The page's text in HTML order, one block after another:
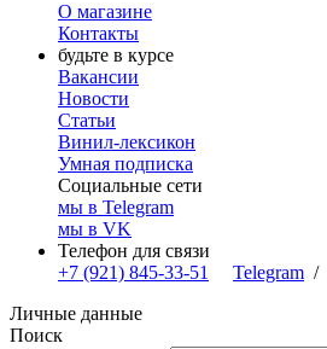
О магазине
Контакты
будьте в курсе
Вакансии
Новости
Статьи
Винил-лексикон
Умная подписка
Социальные сети
мы в Telegram
мы в VK
Телефон для связи
+7 (921) 845-33-51
Telegram /
Личные данные
Поиск